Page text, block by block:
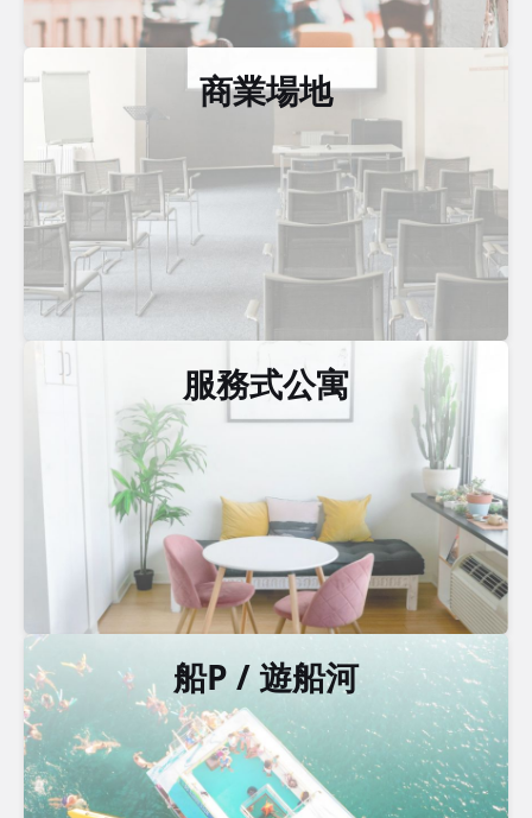
商業場地
服務式公寓
船P / 遊船河